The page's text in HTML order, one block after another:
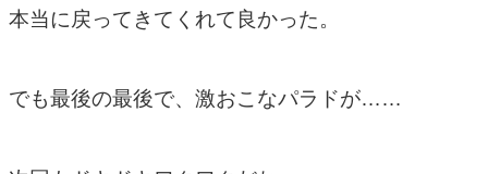
本当に戻ってきてくれて良かった。
でも最後の最後で、激おこなパラドが……